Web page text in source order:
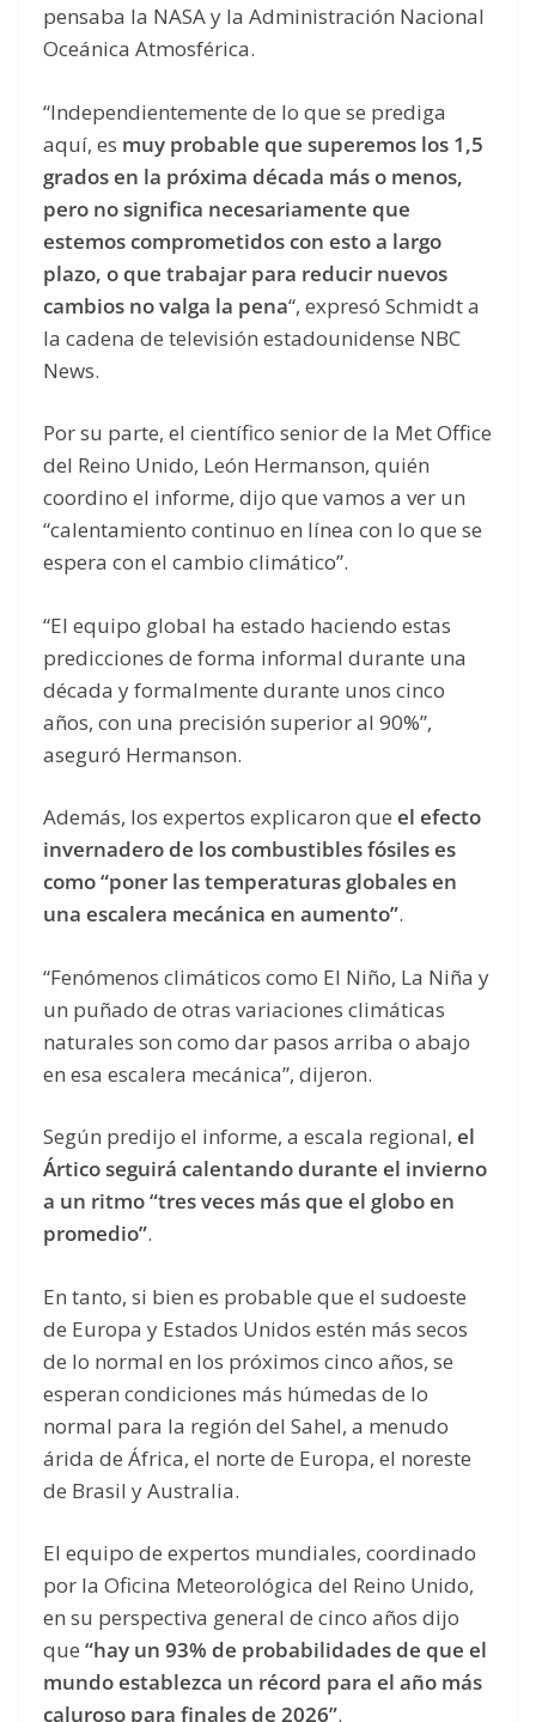
pensaba la NASA y la Administración Nacional
Oceánica Atmosférica.
“Independientemente de lo que se prediga
aquí, es muy probable que superemos los 1,5
grados en la próxima década más o menos,
pero no significa necesariamente que
estemos comprometidos con esto a largo
plazo, o que trabajar para reducir nuevos
cambios no valga la pena“, expresó Schmidt a
la cadena de televisión estadounidense NBC
News.
Por su parte, el científico senior de la Met Office
del Reino Unido, León Hermanson, quién
coordino el informe, dijo que vamos a ver un
“calentamiento continuo en línea con lo que se
espera con el cambio climático”.
“El equipo global ha estado haciendo estas
predicciones de forma informal durante una
década y formalmente durante unos cinco
años, con una precisión superior al 90%”,
aseguró Hermanson.
Además, los expertos explicaron que el efecto
invernadero de los combustibles fósiles es
como “poner las temperaturas globales en
una escalera mecánica en aumento”.
“Fenómenos climáticos como El Niño, La Niña y
un puñado de otras variaciones climáticas
naturales son como dar pasos arriba o abajo
en esa escalera mecánica”, dijeron.
Según predijo el informe, a escala regional, el
Ártico seguirá calentando durante el invierno
a un ritmo “tres veces más que el globo en
promedio”.
En tanto, si bien es probable que el sudoeste
de Europa y Estados Unidos estén más secos
de lo normal en los próximos cinco años, se
esperan condiciones más húmedas de lo
normal para la región del Sahel, a menudo
árida de África, el norte de Europa, el noreste
de Brasil y Australia.
El equipo de expertos mundiales, coordinado
por la Oficina Meteorológica del Reino Unido,
en su perspectiva general de cinco años dijo
que “hay un 93% de probabilidades de que el
mundo establezca un récord para el año más
caluroso para finales de 2026”.